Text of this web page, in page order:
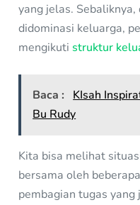
yang jelas.
didominasi keluarga,
mengikutistruktur
Baca :
KIsah
Bu Rudy
Kita bisa melihat
bersama oleh
pembagian tugas